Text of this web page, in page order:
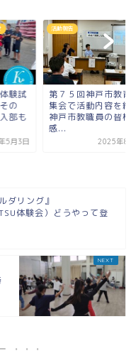
験試
の
部も
5月3日
活動報告
第７５回神戸市教育
集会で活動内容を紹
神戸市教職員の皆様
感...
2025年8
ダリング』
体験会）どうやって登